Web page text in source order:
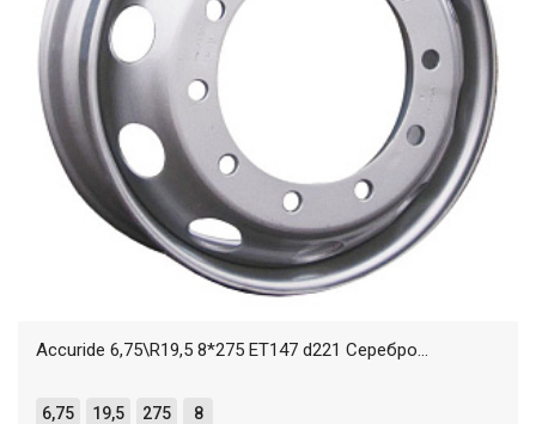
Accuride 6,75\R19,5 8*275 ET147 d221 Серебро...
6,75 19,5 275 8